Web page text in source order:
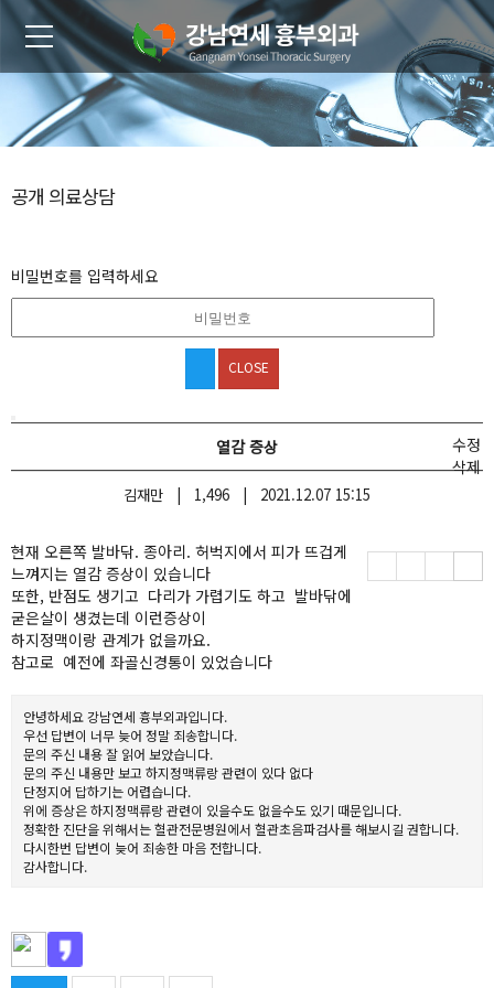
공개 의료상담
비밀번호를 입력하세요
CLOSE
수정
삭제
열감 증상
김재만 1,496 2021.12.07 15:15
현재 오른쪽 발바닦. 종아리. 허벅지에서 피가 뜨겁게
느껴지는 열감 증상이 있습니다
또한, 반점도 생기고 다리가 가렵기도 하고 발바닦에
굳은살이 생겼는데 이런증상이
하지정맥이랑 관계가 없을까요.
참고로 예전에 좌골신경통이 있었습니다
안녕하세요 강남연세 흉부외과입니다.
우선 답변이 너무 늦어 정말 죄송합니다.
문의 주신 내용 잘 읽어 보았습니다.
문의 주신 내용만 보고 하지정맥류랑 관련이 있다 없다
단정지어 답하기는 어렵습니다.
위에 증상은 하지정맥류랑 관련이 있을수도 없을수도 있기 때문입니다.
정확한 진단을 위해서는 혈관전문병원에서 혈관초음파검사를 해보시길 권합니다.
다시한번 답변이 늦어 죄송한 마음 전합니다.
감사합니다.